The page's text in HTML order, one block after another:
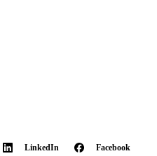
LinkedIn Facebook